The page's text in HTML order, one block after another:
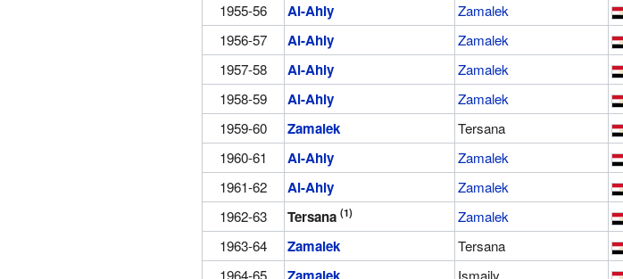
1955-56
Al-Ahly Zamalek
1956-57
Al-Ahly Zamalek
1957-58
Al-Ahly Zamalek
1958-59
Al-Ahly Zamalek
1959-60
Zamalek Tersana
1960-61
Al-Ahly Zamalek
1961-62
Al-Ahly Zamalek
1962-63
Tersana (1) Zamalek
1963-64
Zamalek Tersana
1964-65
Ismaily